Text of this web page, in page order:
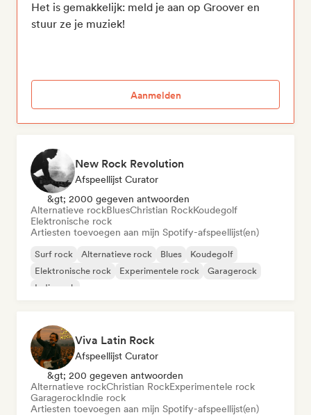
Het is gemakkelijk: meld je aan op Groover en
stuur ze je muziek!
Aanmelden
New Rock Revolution
Afspeellijst Curator
&gt; 2000 gegeven antwoorden
Alternatieve rockBluesChristian RockKoudegolf
Elektronische rock
Artiesten toevoegen aan mijn Spotify-afspeellijst(en)
Surf rock Alternatieve rock Blues
Koudegolf
Elektronische rock
Experimentele rock
Garagerock
Indie rock
Viva Latin Rock
Afspeellijst Curator
&gt; 200 gegeven antwoorden
Alternatieve rockChristian RockExperimentele rock
GaragerockIndie rock
Artiesten toevoegen aan mijn Spotify-afspeellijst(en)